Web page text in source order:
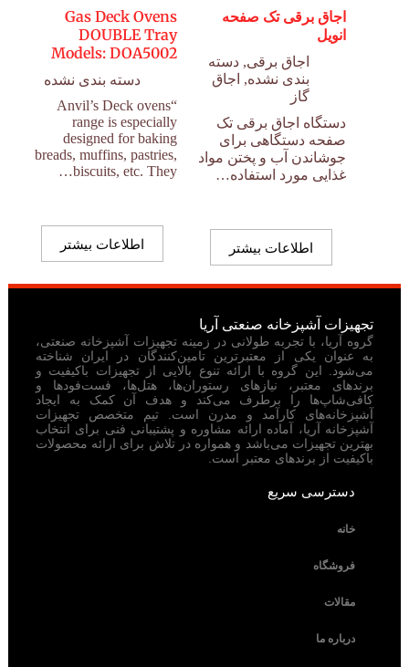
اجاق برقی تک صفحه
انویل
اجاق برقی, دسته
بندی نشده, اجاق
گاز
دستگاه اجاق برقی تک
صفحه دستگاهی برای
جوشاندن آب و پختن مواد
غذایی مورد استفاده…
اطلاعات بیشتر
Gas Deck Ovens
DOUBLE Tray
Models: DOA5002
دسته بندی نشده
“Anvil’s Deck ovens
range is especially
designed for baking
breads, muffins, pastries,
biscuits, etc. They…
اطلاعات بیشتر
تجهیزات آشپزخانه صنعتی آریا
گروه آریا، با تجربه طولانی در زمینه تجهیزات آشپزخانه صنعتی،
به عنوان یکی از معتبرترین تامین‌کنندگان در ایران شناخته
می‌شود. این گروه با ارائه تنوع بالایی از تجهیزات باکیفیت و
برندهای معتبر، نیازهای رستوران‌ها، هتل‌ها، فست‌فودها و
کافی‌شاپ‌ها را برطرف می‌کند و هدف آن کمک به ایجاد
آشپزخانه‌های کارآمد و مدرن است. تیم متخصص تجهیزات
آشپزخانه آریا، آماده ارائه مشاوره و پشتیبانی فنی برای انتخاب
بهترین تجهیزات می‌باشد و همواره در تلاش برای ارائه محصولات
باکیفیت از برندهای معتبر است.
دسترسی سریع
خانه
فروشگاه
مقالات
درباره ما